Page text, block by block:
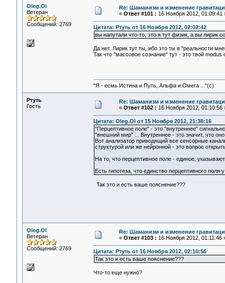
Oleg.Ol
Ветеран
Сообщений: 2769
Re: Шаманизм и изменение
« Ответ #101 : 16 Ноября 2012, 01:09:41
Цитата: Ртуть от 16 Ноября 2012, 02:02:42
вы напутали что-то, это я тут физик, а вы лирик
Да нет. Лирик тут ты, ибо это ты в "реальности
Так что "массовое сознание" тут - это твой
"Я - есмь Истина и Путь, Альфа и Омега ..."(с)
Ртуть
Гость
Re: Шаманизм и изменение
« Ответ #102 : 16 Ноября 2012, 01:10:56
Цитата: Oleg.Ol от 15 Ноября 2012, 21:38:16
"Перцептивное поле" - это "внутреннее"
"внешний мир" ... Внутреннее - это значит, что
Вот анализатор приводящий все сенсорные
структурой или же нейронной - это вопрос
На то, что перцептивное поле - единое,
Есть гипотеза, что единство перцептивного
Так это и есть ваше пояснение???
Oleg.Ol
Ветеран
Сообщений: 2769
Re: Шаманизм и изменение
« Ответ #103 : 16 Ноября 2012, 01:11:46
Цитата: Ртуть от 16 Ноября 2012, 02:10:56
Так это и есть ваше пояснение???
Что-то еще нужно?